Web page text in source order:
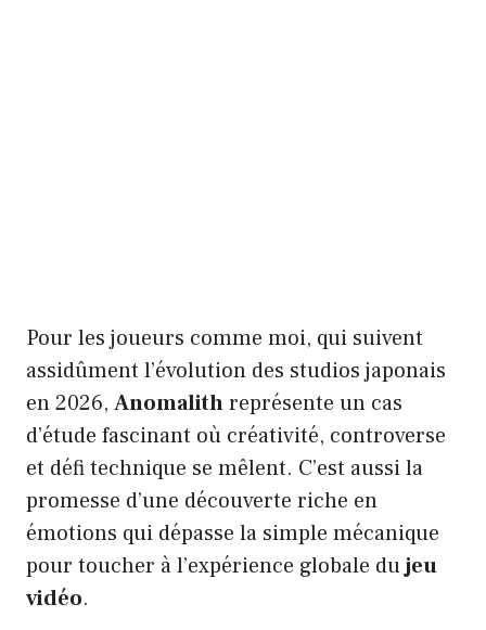
Pour les joueurs comme moi, qui suivent
assidûment l’évolution des studios japonais
en 2026, Anomalithreprésente un cas
d’étude fascinant où créativité, controverse
et défi technique se mêlent. C’est aussi la
promesse d’une découverte riche en
émotions qui dépasse la simple mécanique
pour toucher à l’expérience globale dujeu
vidéo.